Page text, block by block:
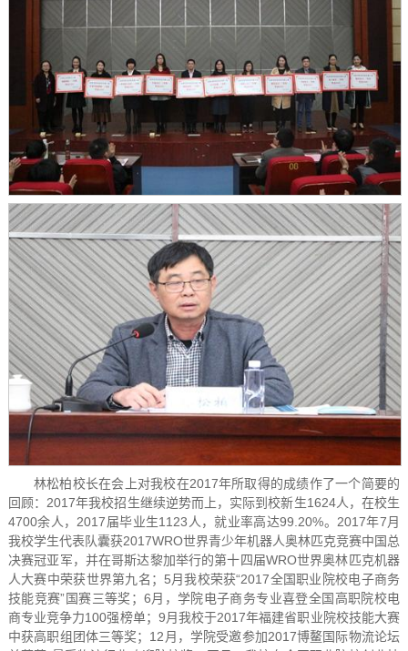
林松柏校长在会上对我校在2017年所取得的成绩作了一个简要的
回顾：2017年我校招生继续逆势而上，实际到校新生1624人，在校生
4700余人，2017届毕业生1123人，就业率高达99.20%。2017年7月
我校学生代表队囊获2017WRO世界青少年机器人奥林匹克竞赛中国总
决赛冠亚军，并在哥斯达黎加举行的第十四届WRO世界奥林匹克机器
人大赛中荣获世界第九名；5月我校荣获“2017全国职业院校电子商务
技能竞赛”国赛三等奖；6月，学院电子商务专业喜登全国高职院校电
商专业竞争力100强榜单；9月我校于2017年福建省职业院校技能大赛
中获高职组团体三等奖；12月，学院受邀参加2017博鳌国际物流论坛